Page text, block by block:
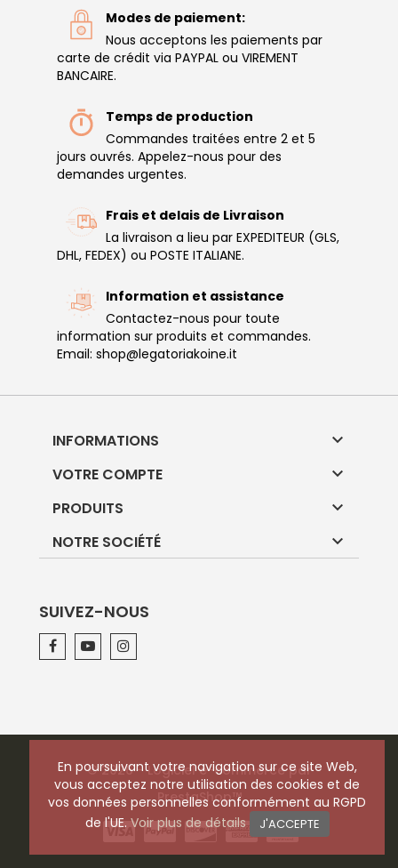
Modes de paiement:
Nous acceptons les paiements par
carte de crédit via PAYPAL ou VIREMENT
BANCAIRE.
Temps de production
Commandes traitées entre 2 et 5
jours ouvrés. Appelez-nous pour des
demandes urgentes.
Frais et delais de Livraison
La livraison a lieu par EXPEDITEUR (GLS,
DHL, FEDEX) ou POSTE ITALIANE.
Information et assistance
Contactez-nous pour toute
information sur produits et commandes.
Email: shop@legatoriakoine.it
INFORMATIONS 
VOTRE COMPTE 
PRODUITS 
NOTRE SOCIÉTÉ 
En poursuivant votre navigation sur ce site Web,
vous acceptez notre utilisation des cookies et de
vos données personnelles conformément au RGPD
de l'UE. Voir plus de détails J'ACCEPTE
SUIVEZ-NOUS
© 2026 - Logiciel e-commerce par
PrestaShop™